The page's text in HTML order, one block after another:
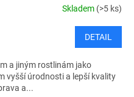
Skladem (>5 ks)
DETAIL
a jiným rostlinám jako
vyšší úrodnosti a lepší kvality
a...